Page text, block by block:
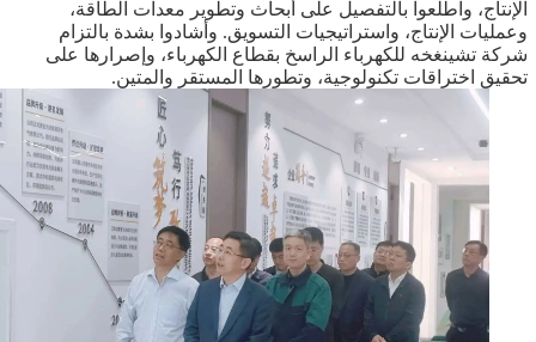
الإنتاج، واطلعوا بالتفصيل على أبحاث وتطوير معدات الطاقة،
وعمليات الإنتاج، واستراتيجيات التسويق. وأشادوا بشدة بالتزام
شركة تشينغخه للكهرباء الراسخ بقطاع الكهرباء، وإصرارها على
تحقيق اختراقات تكنولوجية، وتطورها المستقر والمتين.